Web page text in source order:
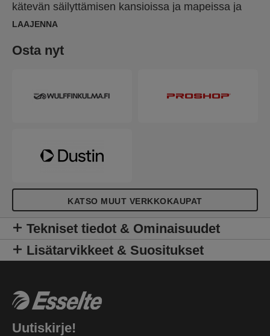
kätevän säilyttämisen kansioissa ja mapeissa ja
suojaa niitä kosteudelta, pölyltä ja lialta. Avautuu
irrottamatta taskua kansiosta. Kopiointiturvallinen
ja hapoton materiaali takaa asiakirjojen
kerättyä kierrätysmuovia, ulkoisesti auditoitu ja UL-
LAAJENNA
Osta nyt
KATSO MUUT VERKKOKAUPAT
Tekniset tiedot & Ominaisuudet
Lisätarvikkeet & Suositukset
Uutiskirje!